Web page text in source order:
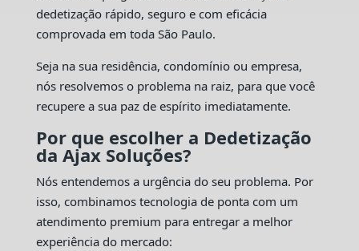
dedetização rápido, seguro e com eficácia
comprovada em toda São Paulo.
Seja na sua residência, condomínio ou empresa,
nós resolvemos o problema na raiz, para que você
recupere a sua paz de espírito imediatamente.
Por que escolher a Dedetização
da Ajax Soluções?
Nós entendemos a urgência do seu problema. Por
isso, combinamos tecnologia de ponta com um
atendimento premium para entregar a melhor
experiência do mercado: